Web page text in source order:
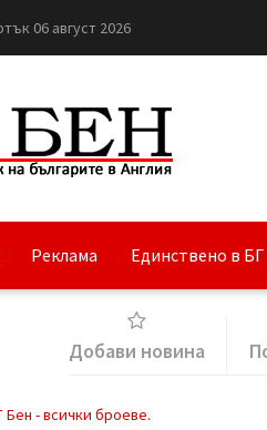
06 август 2026
Реклама Единствено в
Добави новина
Бен - всички броеве.